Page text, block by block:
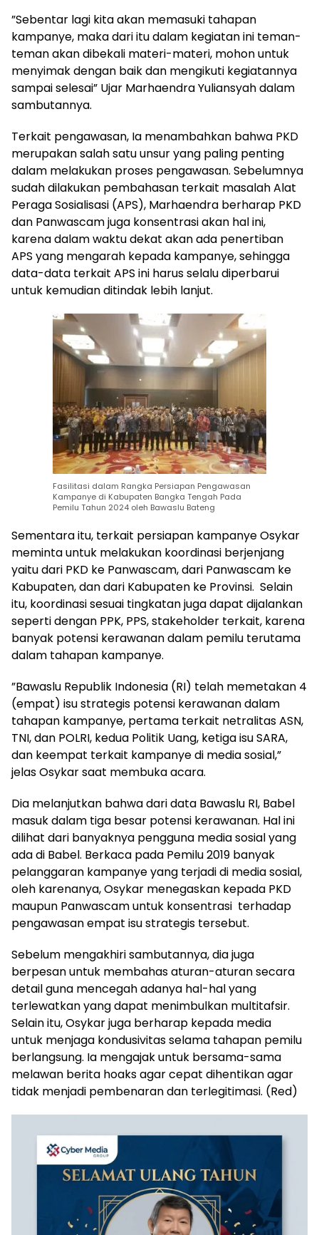
”Sebentar lagi kita akan memasuki tahapan
kampanye, maka dari itu dalam kegiatan ini teman-
teman akan dibekali materi-materi, mohon untuk
menyimak dengan baik dan mengikuti kegiatannya
sampai selesai” Ujar Marhaendra Yuliansyah dalam
sambutannya.
Terkait pengawasan, Ia menambahkan bahwa PKD
merupakan salah satu unsur yang paling penting
dalam melakukan proses pengawasan. Sebelumnya
sudah dilakukan pembahasan terkait masalah Alat
Peraga Sosialisasi (APS), Marhaendra berharap PKD
dan Panwascam juga konsentrasi akan hal ini,
karena dalam waktu dekat akan ada penertiban
APS yang mengarah kepada kampanye, sehingga
data-data terkait APS ini harus selalu diperbarui
untuk kemudian ditindak lebih lanjut.
Fasilitasi dalam Rangka Persiapan Pengawasan
Kampanye di Kabupaten Bangka Tengah Pada
Pemilu Tahun 2024 oleh Bawaslu Bateng
Sementara itu, terkait persiapan kampanye Osykar
meminta untuk melakukan koordinasi berjenjang
yaitu dari PKD ke Panwascam, dari Panwascam ke
Kabupaten, dan dari Kabupaten ke Provinsi. Selain
itu, koordinasi sesuai tingkatan juga dapat dijalankan
seperti dengan PPK, PPS, stakeholder terkait, karena
banyak potensi kerawanan dalam pemilu terutama
dalam tahapan kampanye.
”Bawaslu Republik Indonesia (RI) telah memetakan 4
(empat) isu strategis potensi kerawanan dalam
tahapan kampanye, pertama terkait netralitas ASN,
TNI, dan POLRI, kedua Politik Uang, ketiga isu SARA,
dan keempat terkait kampanye di media sosial,”
jelas Osykar saat membuka acara.
Dia melanjutkan bahwa dari data Bawaslu RI, Babel
masuk dalam tiga besar potensi kerawanan. Hal ini
dilihat dari banyaknya pengguna media sosial yang
ada di Babel. Berkaca pada Pemilu 2019 banyak
pelanggaran kampanye yang terjadi di media sosial,
oleh karenanya, Osykar menegaskan kepada PKD
maupun Panwascam untuk konsentrasi terhadap
pengawasan empat isu strategis tersebut.
Sebelum mengakhiri sambutannya, dia juga
berpesan untuk membahas aturan-aturan secara
detail guna mencegah adanya hal-hal yang
terlewatkan yang dapat menimbulkan multitafsir.
Selain itu, Osykar juga berharap kepada media
untuk menjaga kondusivitas selama tahapan pemilu
berlangsung. Ia mengajak untuk bersama-sama
melawan berita hoaks agar cepat dihentikan agar
tidak menjadi pembenaran dan terlegitimasi. (Red)